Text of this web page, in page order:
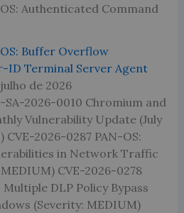
Authenticated Command
Buffer Overflow
ID Terminal Server Agent
de 2026
2026-0010 Chromium and
Vulnerability Update (July
CVE-2026-0287 PAN-OS:
in Network Traffic
CVE-2026-0278
DLP Policy Bypass
(Severity: MEDIUM)